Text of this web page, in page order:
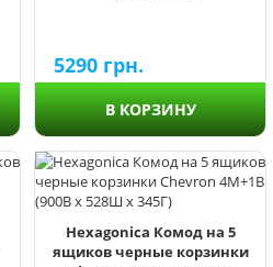
5290 грн.
В КОРЗИНУ
Hexagonica Комод на 5
ящиков черные корзинки